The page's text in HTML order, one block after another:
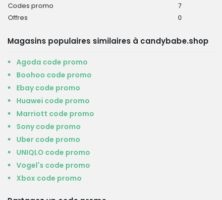
Codes promo
7
Offres
0
Magasins populaires similaires à candybabe.shop
Agoda code promo
Boohoo code promo
Ebay code promo
Huawei code promo
Marriott code promo
Sony code promo
Uber code promo
UNIQLO code promo
Vogel's code promo
Xbox code promo